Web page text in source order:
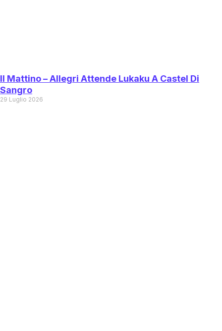
Il Mattino – Allegri Attende Lukaku A Castel Di
Sangro
29 Luglio 2026